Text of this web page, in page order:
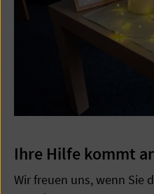
Ihre Hilfe kommt
Wir freuen uns, wenn Sie